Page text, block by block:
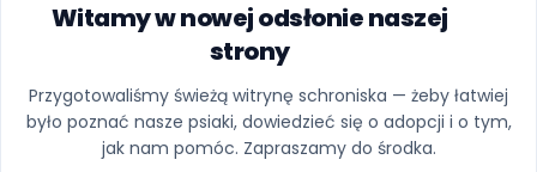
Witamy w nowej odsłonie naszej
strony
Przygotowaliśmy świeżą witrynę schroniska — żeby łatwiej
było poznać nasze psiaki, dowiedzieć się o adopcji i o tym,
jak nam pomóc. Zapraszamy do środka.
Ups, ta strona uciekła z
kojca